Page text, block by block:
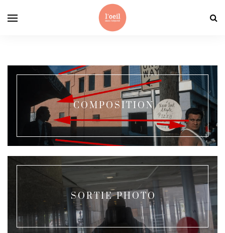
COMPOSITION
SORTIE PHOTO